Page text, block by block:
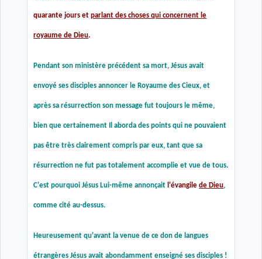
quarante jours etparlant des choses qui concernent le
royaume de Dieu.
Pendant son ministère précédent sa mort, Jésus avait
envoyé ses disciples annoncer le Royaume des Cieux, et
après sa résurrection son message fut toujours le même,
bien que certainement Il aborda des points qui ne pouvaient
pas être très clairement compris par eux, tant que sa
résurrection ne fut pas totalement accomplie et vue de tous.
C'est pourquoi Jésus Lui-même annonçait l'évangilede Dieu,
comme cité au-dessus.
Heureusement qu'avant la venue de ce don de langues
étrangères Jésus avait abondamment enseigné ses disciples !